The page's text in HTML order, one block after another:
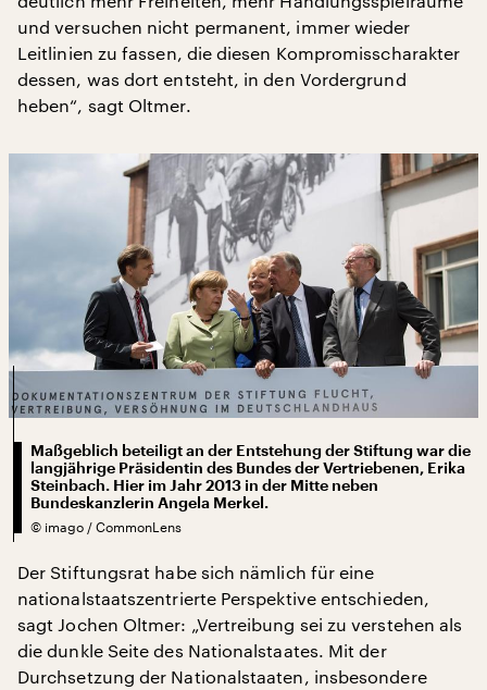
und versuchen nicht permanent, immer wieder
Leitlinien zu fassen, die diesen Kompromisscharakter
dessen, was dort entsteht, in den Vordergrund
heben“, sagt Oltmer.
Maßgeblich beteiligt an der Entstehung der Stiftung war die
langjährige Präsidentin des Bundes der Vertriebenen, Erika
Steinbach. Hier im Jahr 2013 in der Mitte neben
Bundeskanzlerin Angela Merkel.
© imago / CommonLens
Der Stiftungsrat habe sich nämlich für eine
nationalstaatszentrierte Perspektive entschieden,
sagt Jochen Oltmer: „Vertreibung sei zu verstehen als
die dunkle Seite des Nationalstaates. Mit der
Durchsetzung der Nationalstaaten, insbesondere